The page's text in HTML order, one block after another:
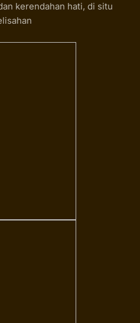
kerendahan hati, di situ